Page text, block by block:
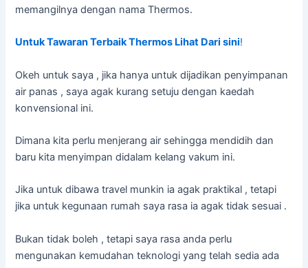
memangilnya dengan nama Thermos.
Untuk Tawaran Terbaik Thermos Lihat Dari sini!
Okeh untuk saya , jika hanya untuk dijadikan penyimpanan
air panas , saya agak kurang setuju dengan kaedah
konvensional ini.
Dimana kita perlu menjerang air sehingga mendidih dan
baru kita menyimpan didalam kelang vakum ini.
Jika untuk dibawa travel munkin ia agak praktikal , tetapi
jika untuk kegunaan rumah saya rasa ia agak tidak sesuai .
Bukan tidak boleh , tetapi saya rasa anda perlu
mengunakan kemudahan teknologi yang telah sedia ada